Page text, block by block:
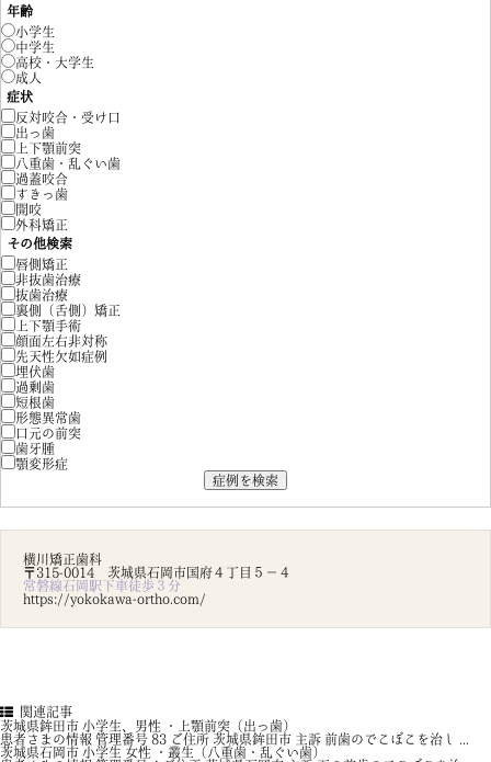
年齢
小学生
中学生
高校・大学生
成人
症状
反対咬合・受け口
出っ歯
上下顎前突
八重歯・乱ぐい歯
過蓋咬合
すきっ歯
開咬
外科矯正
その他検索
唇側矯正
非抜歯治療
抜歯治療
裏側（舌側）矯正
上下顎手術
顔面左右非対称
先天性欠如症例
埋伏歯
過剰歯
短根歯
形態異常歯
口元の前突
歯牙腫
顎変形症
横川矯正歯科
〒315-0014 茨城県石岡市国府４丁目５－４
常磐線石岡駅下車徒歩３分
https://yokokawa-ortho.com/
関連記事
茨城県鉾田市 小学生、男性 ・上顎前突（出っ歯）
患者さまの情報 管理番号 83 ご住所 茨城県鉾田市 主訴 前歯のでこぼこを治し ...
茨城県石岡市 小学生 女性 ・叢生（八重歯・乱ぐい歯）